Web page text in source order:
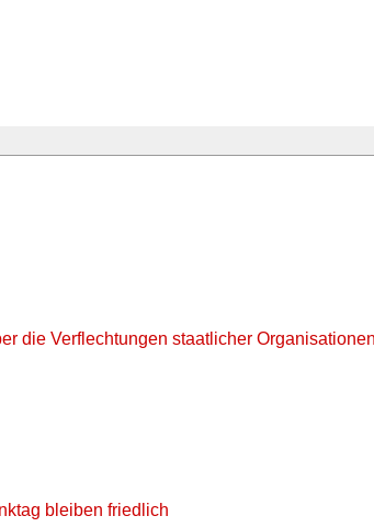
die Verflechtungen staatlicher
bleiben friedlich